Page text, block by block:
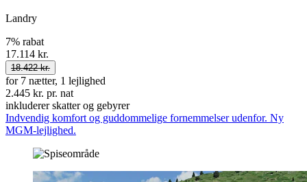
Landry
7% rabat
17.114 kr.
18.422 kr.
for 7 nætter, 1 lejlighed
2.445 kr. pr. nat
inkluderer skatter og gebyrer
Indvendig komfort og guddommelige fornemmelser udenfor. Ny
MGM-lejlighed.